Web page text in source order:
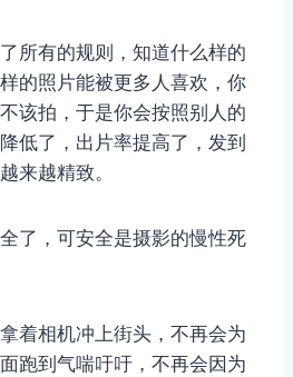
所有的规则，知道什么样的
的照片能被更多人喜欢，你
该拍，于是你会按照别人的
低了，出片率提高了，发到
来越精致。
了，可安全是摄影的慢性死
着相机冲上街头，不再会为
跑到气喘吁吁，不再会因为